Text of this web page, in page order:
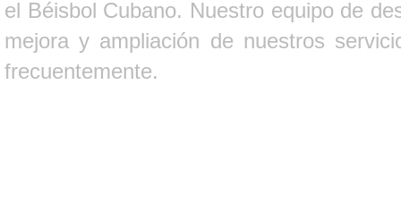
el Béisbol Cubano. Nuestro equipo de
mejora y ampliación de nuestros
frecuentemente.